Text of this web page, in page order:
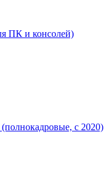
ПК и консолей)
с 2020)